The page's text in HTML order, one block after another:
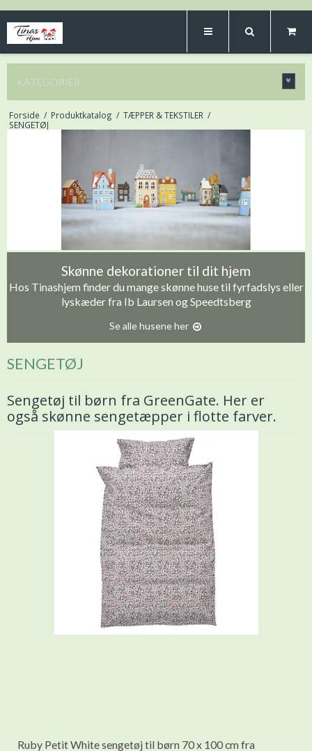
KATEGORIER
Forside / Produktkatalog / TÆPPER & TEKSTILER /
SENGETØJ
Skønne dekorationer til dit hjem
Hos Tinashjem finder du mange skønne huse til fyrfadslys eller
lyskæder fra Ib Laursen og Speedtsberg
Se alle husene her
SENGETØJ
Sengetøj til børn fra GreenGate. Her er
også skønne sengetæpper i flotte farver.
Ruby Petit White sengetøj til børn 70 x 100 cm fra